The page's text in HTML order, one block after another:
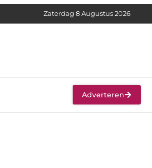
Zaterdag 8 Augustus 2026
Adverteren